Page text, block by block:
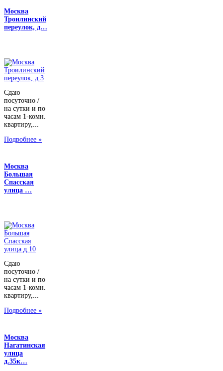
Москва
Троилинский
переулок, д…
Сдаю
посуточно /
на сутки и по
часам 1-комн.
квартиру,...
Подробнее »
Москва
Большая
Спасская
улица …
Сдаю
посуточно /
на сутки и по
часам 1-комн.
квартиру,...
Подробнее »
Москва
Нагатинская
улица
д.35к…